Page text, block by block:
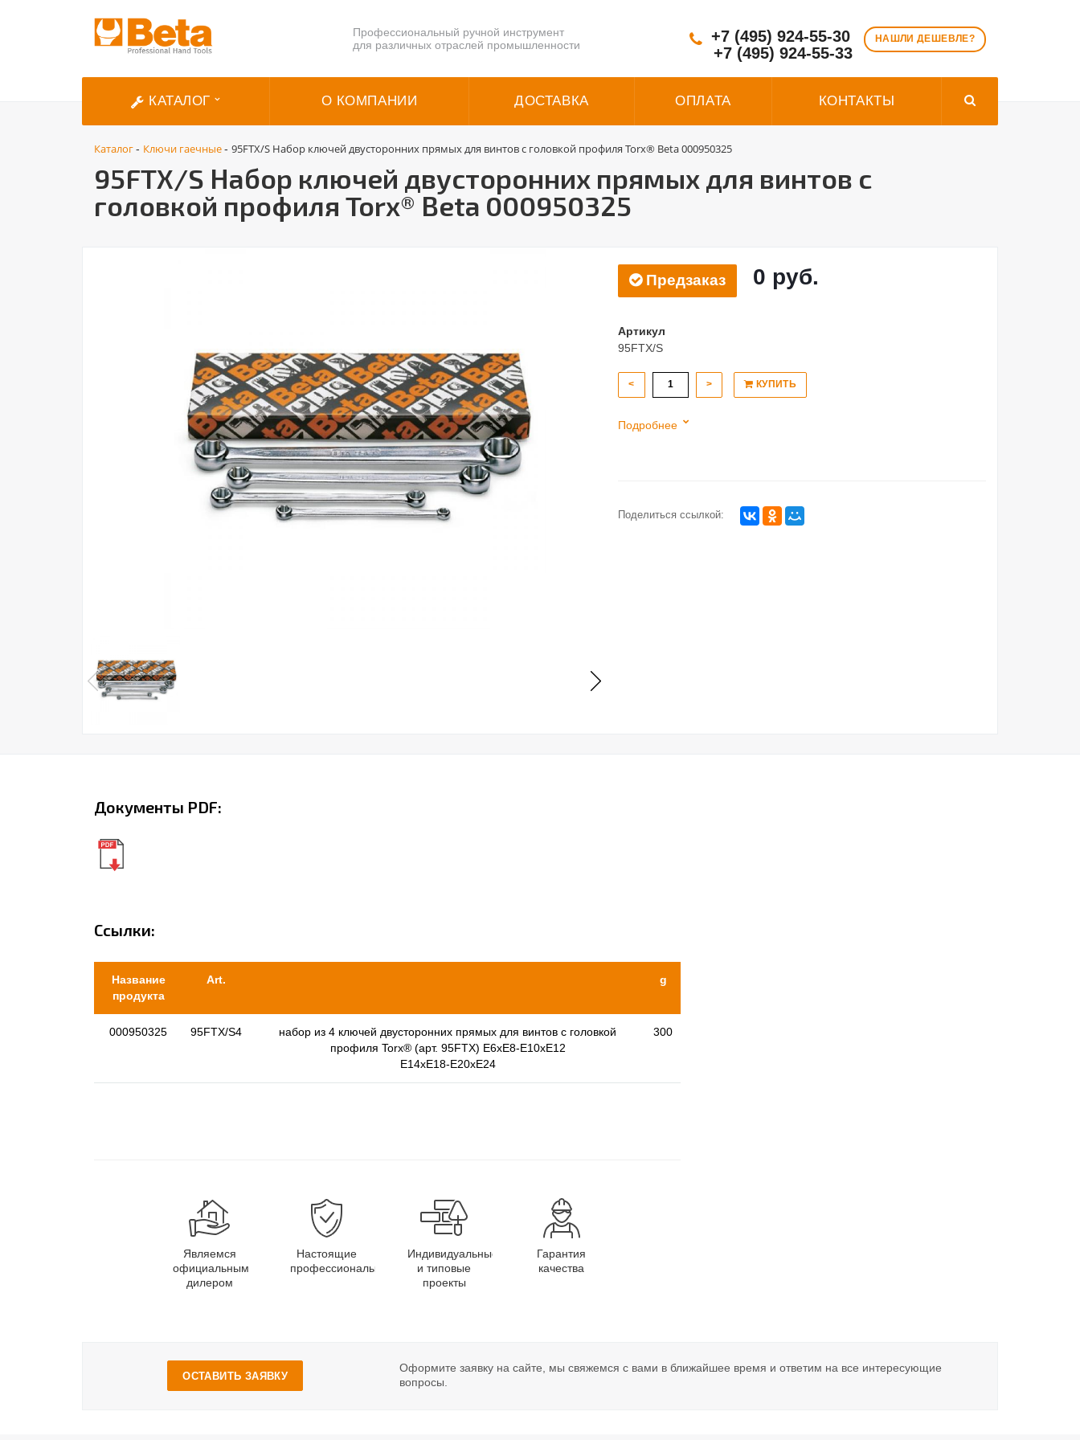
Профессиональный ручной инструмент
для различных отраслей промышленности
НАШЛИ ДЕШЕВЛЕ?
+7 (495) 924-55-30
+7 (495) 924-55-33
КАТАЛОГ О КОМПАНИИ ДОСТАВКА ОПЛАТА КОНТАКТЫ
Каталог- Ключи гаечные- 95FTX/S Набор ключей двусторонних прямых для винтов с головкой профиля Torx® Beta 000950325
95FTX/S Набор ключей двусторонних прямых для винтов с
головкой профиля Torx® Beta 000950325
Предзаказ 0 руб.
Артикул
95FTX/S
< > КУПИТЬ
Подробнее
Поделиться ссылкой:
Документы PDF:
Ссылки:
Название
продукта
Art. g
000950325 95FTX/S4
набор из 4 ключей двусторонних прямых для винтов с головкой
профиля Torx® (арт. 95FTX) E6xE8-E10xE12
E14xE18-E20xE24
300
Являемся
официальным
дилером
Настоящие
профессионалы
Индивидуальные
и типовые
проекты
Гарантия
качества
ОСТАВИТЬ ЗАЯВКУ
Оформите заявку на сайте, мы свяжемся с вами в ближайшее время и ответим на все интересующие
вопросы.